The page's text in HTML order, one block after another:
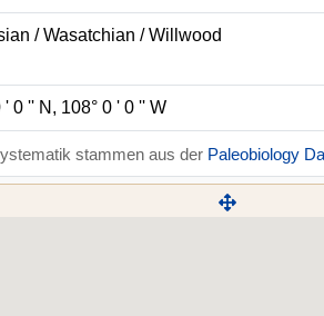
/ Wasatchian / Willwood
' 0 '' N, 108° 0 ' 0 '' W
stammen aus der Paleobiology